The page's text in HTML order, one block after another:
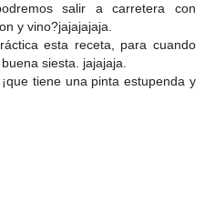
salir a carretera con
y vino?jajajajaja.
esta receta, para cuando
siesta. jajajaja.
tiene una pinta estupenda y